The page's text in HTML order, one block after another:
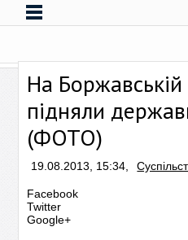
На
підняли
(ФОТО)
19.08.2013, 15:34,
Facebook
Twitter
Google+